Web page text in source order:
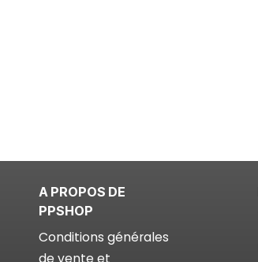
A PROPOS DE
PPSHOP
Conditions générales